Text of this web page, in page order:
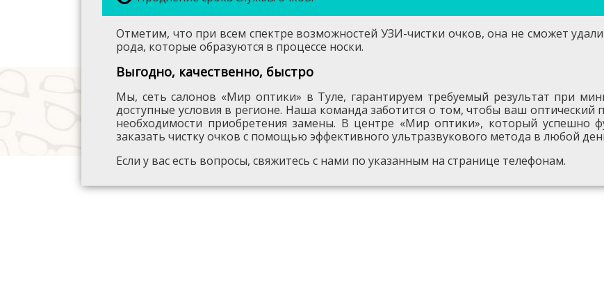
Отметим, что при всем спектре возможностей УЗИ-чистки очков, она не сможет
рода, которые образуются в процессе носки.
Выгодно, качественно, быстро
Мы, сеть салонов «Мир оптики» в Туле, гарантируем требуемый результат при
доступные условия в регионе. Наша команда заботится о том, чтобы ваш
необходимости приобретения замены. В центре «Мир оптики», который успешно
заказать чистку очков с помощью эффективного ультразвукового метода в любой
Если у вас есть вопросы, свяжитесь с нами по указанным на странице телефонам.